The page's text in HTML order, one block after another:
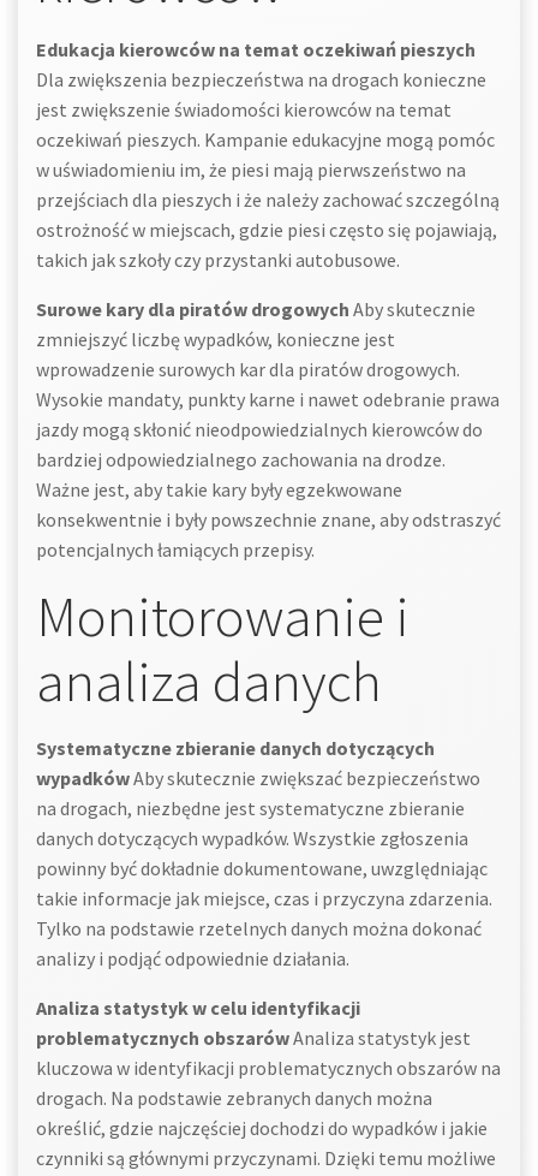
Edukacja kierowców na temat oczekiwań pieszych
Dla zwiększenia bezpieczeństwa na drogach konieczne
jest zwiększenie świadomości kierowców na temat
oczekiwań pieszych. Kampanie edukacyjne mogą pomóc
w uświadomieniu im, że piesi mają pierwszeństwo na
przejściach dla pieszych i że należy zachować szczególną
ostrożność w miejscach, gdzie piesi często się pojawiają,
takich jak szkoły czy przystanki autobusowe.
Surowe kary dla piratów drogowych Aby skutecznie
zmniejszyć liczbę wypadków, konieczne jest
wprowadzenie surowych kar dla piratów drogowych.
Wysokie mandaty, punkty karne i nawet odebranie prawa
jazdy mogą skłonić nieodpowiedzialnych kierowców do
bardziej odpowiedzialnego zachowania na drodze.
Ważne jest, aby takie kary były egzekwowane
konsekwentnie i były powszechnie znane, aby odstraszyć
potencjalnych łamiących przepisy.
Monitorowanie i
analiza danych
Systematyczne zbieranie danych dotyczących
wypadkówAby skutecznie zwiększać bezpieczeństwo
na drogach, niezbędne jest systematyczne zbieranie
danych dotyczących wypadków. Wszystkie zgłoszenia
powinny być dokładnie dokumentowane, uwzględniając
takie informacje jak miejsce, czas i przyczyna zdarzenia.
Tylko na podstawie rzetelnych danych można dokonać
analizy i podjąć odpowiednie działania.
Analiza statystyk w celu identyfikacji
problematycznych obszarówAnaliza statystyk jest
kluczowa w identyfikacji problematycznych obszarów na
drogach. Na podstawie zebranych danych można
określić, gdzie najczęściej dochodzi do wypadków i jakie
czynniki są głównymi przyczynami. Dzięki temu możliwe